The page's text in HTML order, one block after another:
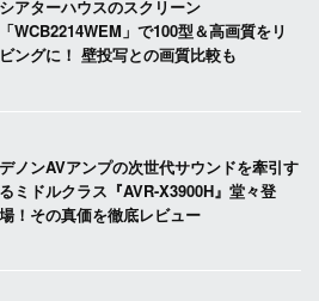
シアターハウスのスクリーン
「WCB2214WEM」で100型＆高画質をリ
ビングに！ 壁投写との画質比較も
デノンAVアンプの次世代サウンドを牽引す
るミドルクラス『AVR-X3900H』堂々登
場！その真価を徹底レビュー